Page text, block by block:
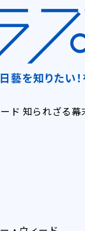
ド 知られざる